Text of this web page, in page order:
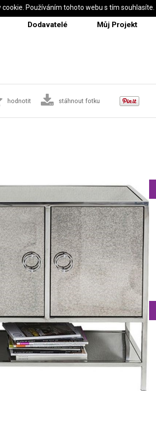
Dodavatelé Můj Projekt
hodnotit stáhnout fotku
Používáním tohoto webu s tím souhlasíte.